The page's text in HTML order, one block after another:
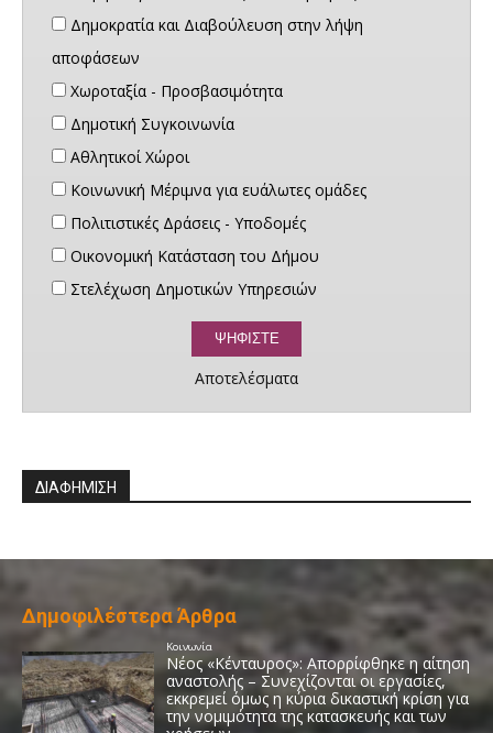
Δημοκρατία και Διαβούλευση στην λήψη
αποφάσεων
Χωροταξία - Προσβασιμότητα
Δημοτική Συγκοινωνία
Αθλητικοί Χώροι
Κοινωνική Μέριμνα για ευάλωτες ομάδες
Πολιτιστικές Δράσεις - Υποδομές
Οικονομική Κατάσταση του Δήμου
Στελέχωση Δημοτικών Υπηρεσιών
Αποτελέσματα
ΔΙΑΦΗΜΙΣΗ
Δημοφιλέστερα Άρθρα